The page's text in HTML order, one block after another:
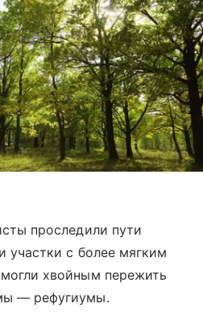
проследили пути
участки с более мягким
хвойным пережить
— рефугиумы.